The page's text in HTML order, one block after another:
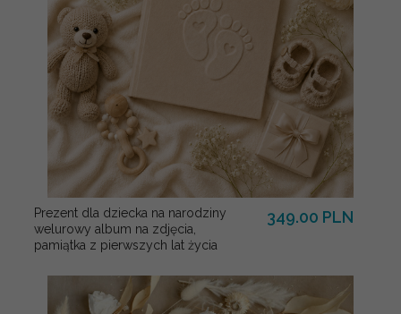
Prezent dla dziecka na narodziny
welurowy album na zdjęcia,
pamiątka z pierwszych lat życia
349.00 PLN